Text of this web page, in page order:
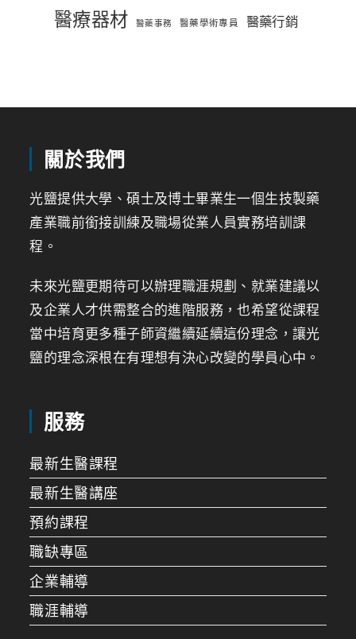
醫療器材 醫藥事務 醫藥學術專員 醫藥行銷
關於我們
光鹽提供大學、碩士及博士畢業生一個生技製藥
產業職前銜接訓練及職場從業人員實務培訓課
程。
未來光鹽更期待可以辦理職涯規劃、就業建議以
及企業人才供需整合的進階服務，也希望從課程
當中培育更多種子師資繼續延續這份理念，讓光
鹽的理念深根在有理想有決心改變的學員心中。
服務
最新生醫課程
最新生醫講座
預約課程
職缺專區
企業輔導
職涯輔導